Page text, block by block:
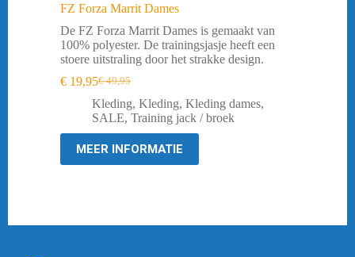
FZ Forza Marrit Dames
De FZ Forza Marrit Dames is gemaakt van
100% polyester. De trainingsjasje heeft een
stoere uitstraling door het strakke design.
€49,95
Oorspronkelijke
prijs
was:
€ 19,95Huidige
prijs
is:
Kleding, Kleding, Kleding dames,
SALE, Training jack / broek
MEER INFORMATIE